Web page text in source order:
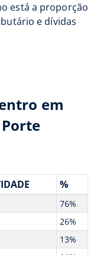
está a proporção
e dívidas
em
%
76%
26%
13%